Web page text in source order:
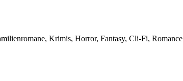
Krimis, Horror, Fantasy, Cli-Fi, Romance